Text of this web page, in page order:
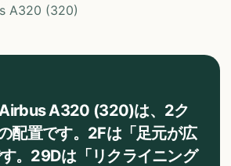
A320 (320)
A320 (320)は、2ク
配置です。2Fは「足元が広
。29Dは「リクライニング